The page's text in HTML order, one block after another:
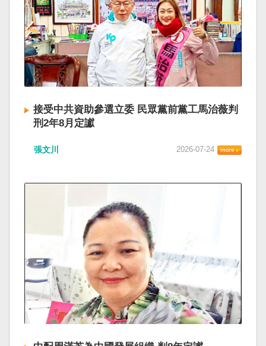
接受中共資助參選立委 民眾黨前黨工馬治薇判
刑2年8月定讞
張文川 2026-07-24